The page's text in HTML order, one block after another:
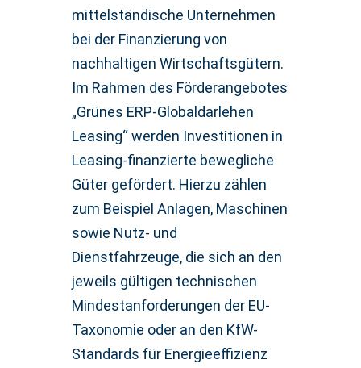
mittelständische Unternehmen
bei der Finanzierung von
nachhaltigen Wirtschaftsgütern.
Im Rahmen des Förderangebotes
„Grünes ERP-Globaldarlehen
Leasing“ werden Investitionen in
Leasing-finanzierte bewegliche
Güter gefördert. Hierzu zählen
zum Beispiel Anlagen, Maschinen
sowie Nutz- und
Dienstfahrzeuge, die sich an den
jeweils gültigen technischen
Mindestanforderungen der EU-
Taxonomie oder an den KfW-
Standards für Energieeffizienz